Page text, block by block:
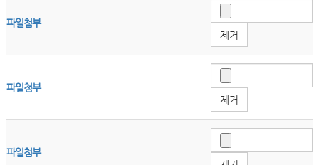
파일첨부
제거
파일첨부
제거
파일첨부